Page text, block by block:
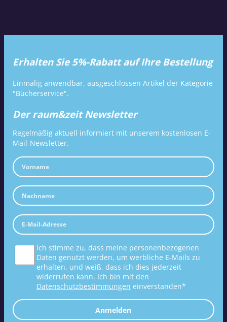
Erhalten Sie 5%-Rabatt auf Ihre Bestellung
Einmalig anwendbar, ausgeschlossen Artikel der Kategorie
"Bücherservice".
Der raum&zeit Newsletter
Regelmäßig aktuell informiert mit unserem kostenlosen E-
Mail-Newsletter.
Ich stimme zu, dass meine personenbezogenen
Daten genutzt werden, um werbliche E-Mails zu
erhalten, und weiß, dass ich dies jederzeit
widerrufen kann. Ich bin mit den
Datenschutzbestimmungen einverstanden*
Anmelden